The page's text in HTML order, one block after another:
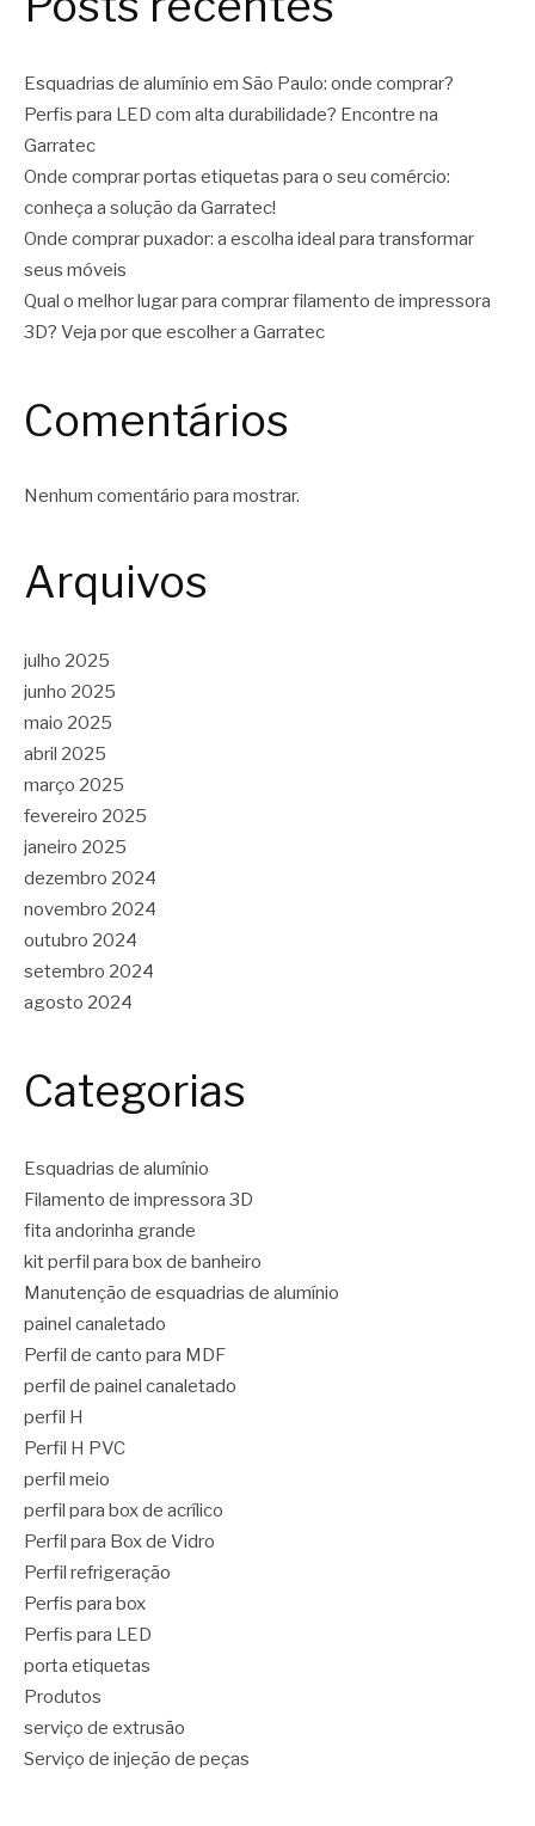
Esquadrias de alumínio em São Paulo: onde comprar?
Perfis para LED com alta durabilidade? Encontre na
Garratec
Onde comprar portas etiquetas para o seu comércio:
conheça a solução da Garratec!
Onde comprar puxador: a escolha ideal para transformar
seus móveis
Qual o melhor lugar para comprar filamento de impressora
3D? Veja por que escolher a Garratec
Comentários
Nenhum comentário para mostrar.
Arquivos
julho 2025
junho 2025
maio 2025
abril 2025
março 2025
fevereiro 2025
janeiro 2025
dezembro 2024
novembro 2024
outubro 2024
setembro 2024
agosto 2024
Categorias
Esquadrias de alumínio
Filamento de impressora 3D
fita andorinha grande
kit perfil para box de banheiro
Manutenção de esquadrias de alumínio
painel canaletado
Perfil de canto para MDF
perfil de painel canaletado
perfil H
Perfil H PVC
perfil meio
perfil para box de acrílico
Perfil para Box de Vidro
Perfil refrigeração
Perfis para box
Perfis para LED
porta etiquetas
Produtos
serviço de extrusão
Serviço de injeção de peças